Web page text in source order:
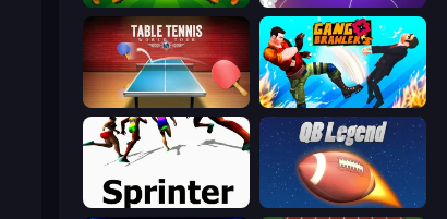
Table Tennis World Tour Gang Brawlers
Sprinter 2 Minute Football QB Legend